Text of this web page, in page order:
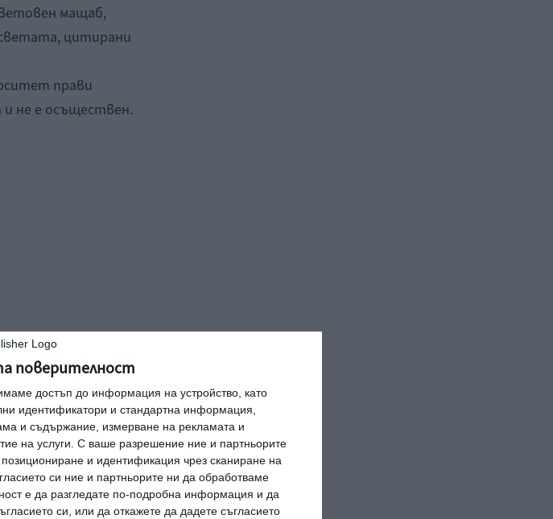
поверителност
достъп до информация на устройство, като
идентификатори и стандартна информация,
и съдържание, измерване на рекламата и
на услуги. С ваше разрешение ние и партньорите
и идентификация чрез сканиране на
си ние и партньорите ни да обработваме
е да разгледате по-подробна информация и да
си, или да откажете да дадете съгласието
мащаб,
цитирани
прави
не е осъществен.